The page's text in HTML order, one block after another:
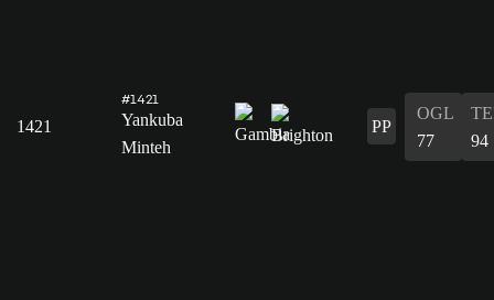
1421
#1421
Yankuba
Minteh
PP
OGL
77
94